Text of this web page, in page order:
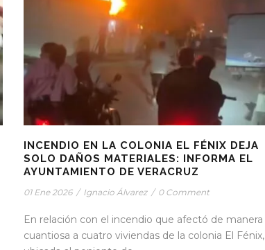
INCENDIO EN LA COLONIA EL FÉNIX DEJA
SOLO DAÑOS MATERIALES: INFORMA EL
AYUNTAMIENTO DE VERACRUZ
01 Ene 2026 / Ignacio Álvarez / 0 Comment
En relación con el incendio que afectó de manera
cuantiosa a cuatro viviendas de la colonia El Fénix,